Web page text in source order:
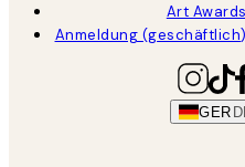
Art Awards
Anmeldung (geschäftlich)
GER